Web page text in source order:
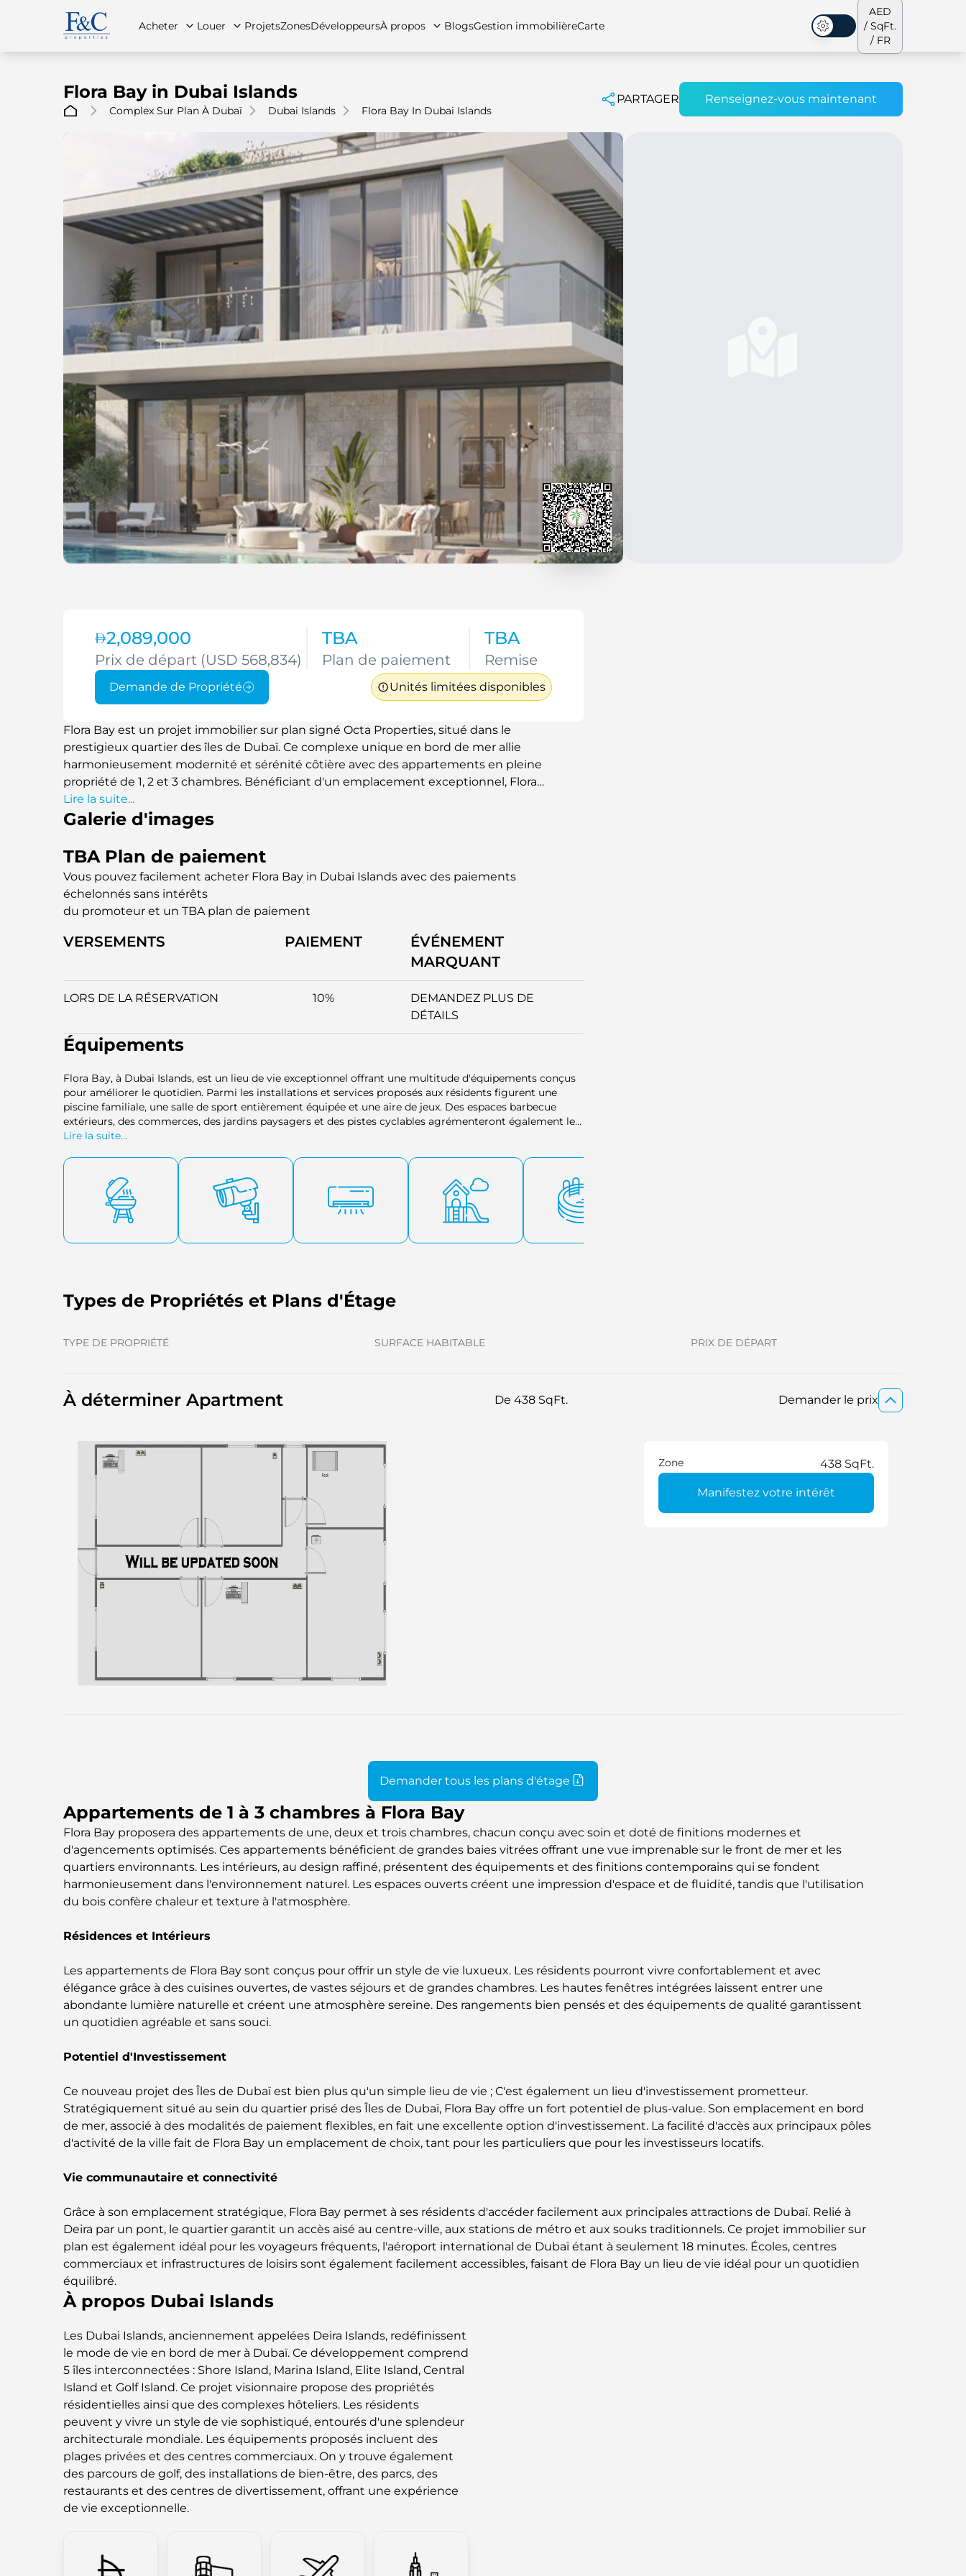
Acheter
Toutes les propriétés Appartements Villas Maisons de ville
Louer
Toutes les propriétés Appartements Maisons de ville
ProjetsZonesDéveloppeursÀ propos
Contactez-nous Carrières FAQs
BlogsGestion immobilièreCarte
Mode sombre
AED
/ SqFt.
/ FR
Flora Bay in Dubai Islands
Complex Sur Plan À Dubaï Dubai Islands Flora Bay In Dubai Islands
PARTAGER Renseignez-vous maintenant
2,089,000
Prix de départ (USD 568,834)
TBA
Plan de paiement
TBA
Remise
Demande de Propriété Unités limitées disponibles
Flora Bay est un projet immobilier sur plan signé Octa Properties, situé dans le
prestigieux quartier des îles de Dubaï. Ce complexe unique en bord de mer allie
harmonieusement modernité et sérénité côtière avec des appartements en pleine
propriété de 1, 2 et 3 chambres. Bénéficiant d'un emplacement exceptionnel, Flora
Bay promet un style de vie à la fois relaxant et pratique. Les appartements, aux vastes
surfaces, sont dotés de grandes baies vitrées et d'intérieurs élégants optimisant la
lumière naturelle, offrant ainsi à leurs occupants une vue imprenable sur le front de
mer. Ce projet redéfinit le luxe à Dubaï.
Lire la suite...
Galerie d'images
TBA Plan de paiement
Vous pouvez facilement acheter Flora Bay in Dubai Islands avec des paiements
échelonnés sans intérêts
du promoteur et un TBA plan de paiement
VERSEMENTS PAIEMENT
ÉVÉNEMENT
MARQUANT
LORS DE LA RÉSERVATION 10%
DEMANDEZ PLUS DE
DÉTAILS
Équipements
Flora Bay, à Dubai Islands, est un lieu de vie exceptionnel offrant une multitude d'équipements conçus
pour améliorer le quotidien. Parmi les installations et services proposés aux résidents figurent une
piscine familiale, une salle de sport entièrement équipée et une aire de jeux. Des espaces barbecue
extérieurs, des commerces, des jardins paysagers et des pistes cyclables agrémenteront également le
complexe, créant ainsi un cadre de vie idéal alliant loisirs et confort. De plus, la présence d'un service de
complexe, en font un quartier résidentiel haut de gamme.
Lire la suite...
Types de Propriétés et Plans d'Étage
TYPE DE PROPRIÉTÉ SURFACE HABITABLE PRIX DE DÉPART
À déterminer Apartment De 438 SqFt. Demander le prix
Zone 438 SqFt.
Manifestez votre intérêt
Demander tous les plans d'étage
Appartements de 1 à 3 chambres à Flora Bay
Flora Bay proposera des appartements de une, deux et trois chambres, chacun conçu avec soin et doté de finitions modernes et
d'agencements optimisés. Ces appartements bénéficient de grandes baies vitrées offrant une vue imprenable sur le front de mer et les
quartiers environnants. Les intérieurs, au design raffiné, présentent des équipements et des finitions contemporains qui se fondent
harmonieusement dans l'environnement naturel. Les espaces ouverts créent une impression d'espace et de fluidité, tandis que l'utilisation
du bois confère chaleur et texture à l'atmosphère.
Résidences et Intérieurs
Les appartements de Flora Bay sont conçus pour offrir un style de vie luxueux. Les résidents pourront vivre confortablement et avec
élégance grâce à des cuisines ouvertes, de vastes séjours et de grandes chambres. Les hautes fenêtres intégrées laissent entrer une
abondante lumière naturelle et créent une atmosphère sereine. Des rangements bien pensés et des équipements de qualité garantissent
un quotidien agréable et sans souci.
Potentiel d'Investissement
Ce nouveau projet des Îles de Dubaï est bien plus qu'un simple lieu de vie ; C'est également un lieu d'investissement prometteur.
Stratégiquement situé au sein du quartier prisé des Îles de Dubaï, Flora Bay offre un fort potentiel de plus-value. Son emplacement en bord
de mer, associé à des modalités de paiement flexibles, en fait une excellente option d'investissement. La facilité d'accès aux principaux pôles
d'activité de la ville fait de Flora Bay un emplacement de choix, tant pour les particuliers que pour les investisseurs locatifs.
Vie communautaire et connectivité
Grâce à son emplacement stratégique, Flora Bay permet à ses résidents d'accéder facilement aux principales attractions de Dubaï. Relié à
Deira par un pont, le quartier garantit un accès aisé au centre-ville, aux stations de métro et aux souks traditionnels. Ce projet immobilier sur
plan est également idéal pour les voyageurs fréquents, l'aéroport international de Dubaï étant à seulement 18 minutes. Écoles, centres
commerciaux et infrastructures de loisirs sont également facilement accessibles, faisant de Flora Bay un lieu de vie idéal pour un quotidien
équilibré.
À propos Dubai Islands
Les Dubai Islands, anciennement appelées Deira Islands, redéfinissent
le mode de vie en bord de mer à Dubaï. Ce développement comprend
5 îles interconnectées : Shore Island, Marina Island, Elite Island, Central
Island et Golf Island. Ce projet visionnaire propose des propriétés
résidentielles ainsi que des complexes hôteliers. Les résidents
peuvent y vivre un style de vie sophistiqué, entourés d'une splendeur
architecturale mondiale. Les équipements proposés incluent des
plages privées et des centres commerciaux. On y trouve également
des parcours de golf, des installations de bien-être, des parcs, des
restaurants et des centres de divertissement, offrant une expérience
de vie exceptionnelle.